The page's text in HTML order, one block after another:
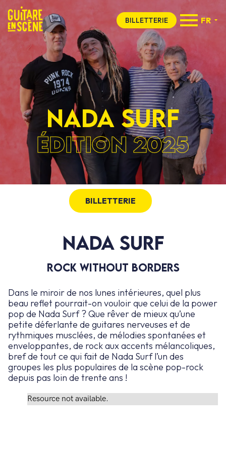
BILLETTERIE FR
NADA SURF
ÉDITION 2025
BILLETTERIE
NADA SURF
ROCK WITHOUT BORDERS
Dans le miroir de nos lunes intérieures, quel plus
beau reflet pourrait-on vouloir que celui de la power
pop de Nada Surf ? Que rêver de mieux qu’une
petite déferlante de guitares nerveuses et de
rythmiques musclées, de mélodies spontanées et
enveloppantes, de rock aux accents mélancoliques,
bref de tout ce qui fait de Nada Surf l’un des
groupes les plus populaires de la scène pop-rock
depuis pas loin de trente ans !